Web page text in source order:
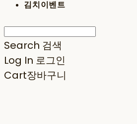
김치이벤트
Search 검색
Log In 로그인
Cart장바구니